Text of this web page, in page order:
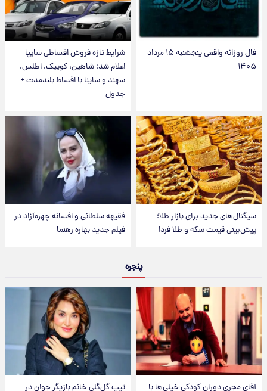
فال روزانه واقعی پنجشنبه ۱۵ مرداد
۱۴۰۵
شرایط تازه فروش اقساطی سایپا
اعلام شد؛ شاهین، کوییک، اطلس،
سهند و ساینا با اقساط بلندمدت +
جدول
سیگنال‌های جدید برای بازار طلا؛
پیش‌بینی قیمت سکه و طلا فردا
فقیهه سلطانی و افسانه چهره‌آزاد در
فیلم جدید بهاره رهنما
پنجره
آقای مجریِ دوران کودکی خیلی‌ها با
تیپ گل‌گلی خانم بازیگر جوان در